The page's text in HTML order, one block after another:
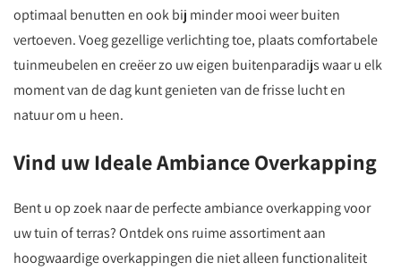
optimaal benutten en ook bij minder mooi weer buiten
vertoeven. Voeg gezellige verlichting toe, plaats comfortabele
tuinmeubelen en creëer zo uw eigen buitenparadijs waar u elk
moment van de dag kunt genieten van de frisse lucht en
natuur om u heen.
Vind uw Ideale Ambiance Overkapping
Bent u op zoek naar de perfecte ambiance overkapping voor
uw tuin of terras? Ontdek ons ruime assortiment aan
hoogwaardige overkappingen die niet alleen functionaliteit